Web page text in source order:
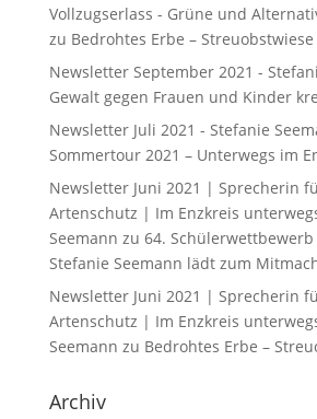
Vollzugserlass - Grüne und
zu Bedrohtes Erbe – Streuobstwiese
Newsletter September 2021 -
Gewalt gegen Frauen und Kinder
Newsletter Juli 2021 - Stefanie
Sommertour 2021 – Unterwegs im
Newsletter Juni 2021 | Sprecherin
Artenschutz | Im Enzkreis
Seemann zu 64. Schülerwettbewerb
Stefanie Seemann lädt zum
Newsletter Juni 2021 | Sprecherin
Artenschutz | Im Enzkreis
Seemann zu Bedrohtes Erbe –
Archiv